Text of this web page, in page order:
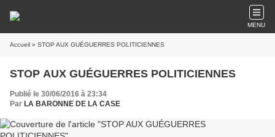
MENU
Accueil » STOP AUX GUÉGUERRES POLITICIENNES
STOP AUX GUÉGUERRES POLITICIENNES
Publié le 30/06/2016 à 23:34
Par LA BARONNE DE LA CASE